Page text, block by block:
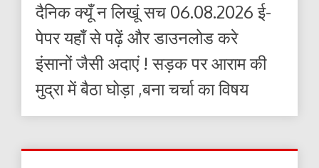
दैनिक क्यूँ न लिखूं सच 06.08.2026 ई-
पेपर यहाँ से पढ़ें और डाउनलोड करे
इंसानों जैसी अदाएं ! सड़क पर आराम की
मुद्रा में बैठा घोड़ा ,बना चर्चा का विषय